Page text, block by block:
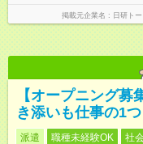
掲載元企業名 日研ト
【オープニング
き添いも仕事の1つ
派遣 職種未経験OK 社